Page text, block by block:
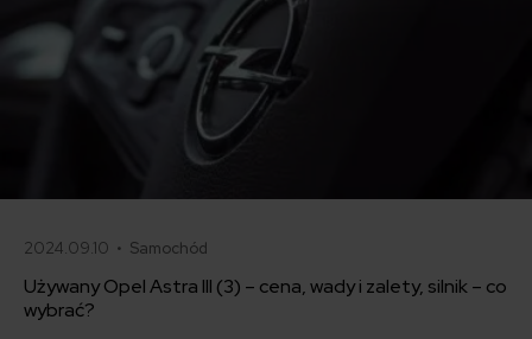
2024.09.10 • Samochód
Używany Opel Astra III (3) – cena, wady i zalety, silnik – co
wybrać?